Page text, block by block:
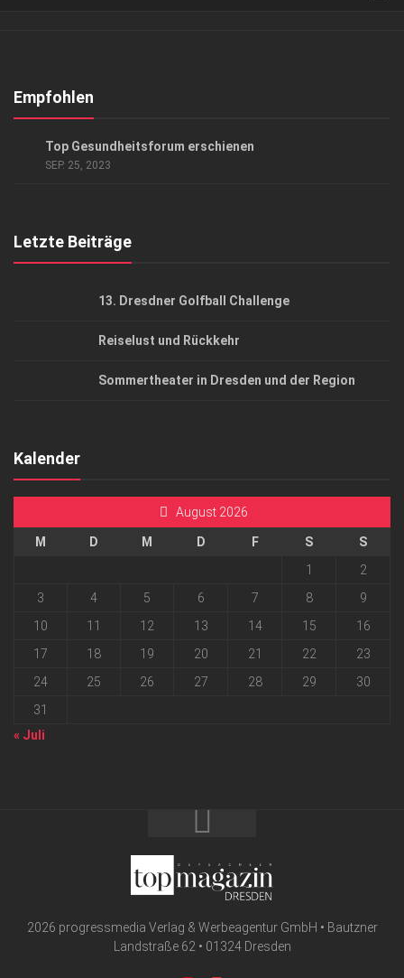
Kontakt, Impressum
Empfohlen
Top Gesundheitsforum erschienen
SEP. 25, 2023
Letzte Beiträge
13. Dresdner Golfball Challenge
Reiselust und Rückkehr
Sommertheater in Dresden und der Region
Kalender
August 2026
M D M D F S
S
1
2
3
4 5 6 7 8
9
10
11 12 13 14 15
16
17
18 19 20 21 22
23
24
25 26 27 28 29
30
31
« Juli
2026 progressmedia Verlag & Werbeagentur GmbH • Bautzner
Landstraße 62 • 01324 Dresden